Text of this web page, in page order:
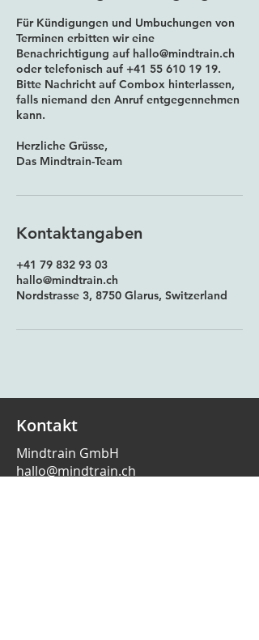
Für Kündigungen und Umbuchungen von
Terminen erbitten wir eine
Benachrichtigung auf hallo@mindtrain.ch
oder telefonisch auf +41 55 610 19 19.
Bitte Nachricht auf Combox hinterlassen,
falls niemand den Anruf entgegennehmen
kann.
Herzliche Grüsse,
Das Mindtrain-Team
Kontaktangaben
+41 79 832 93 03
hallo@mindtrain.ch
Nordstrasse 3, 8750 Glarus, Switzerland
Kontakt
Mindtrain GmbH
hallo@mindtrain.ch